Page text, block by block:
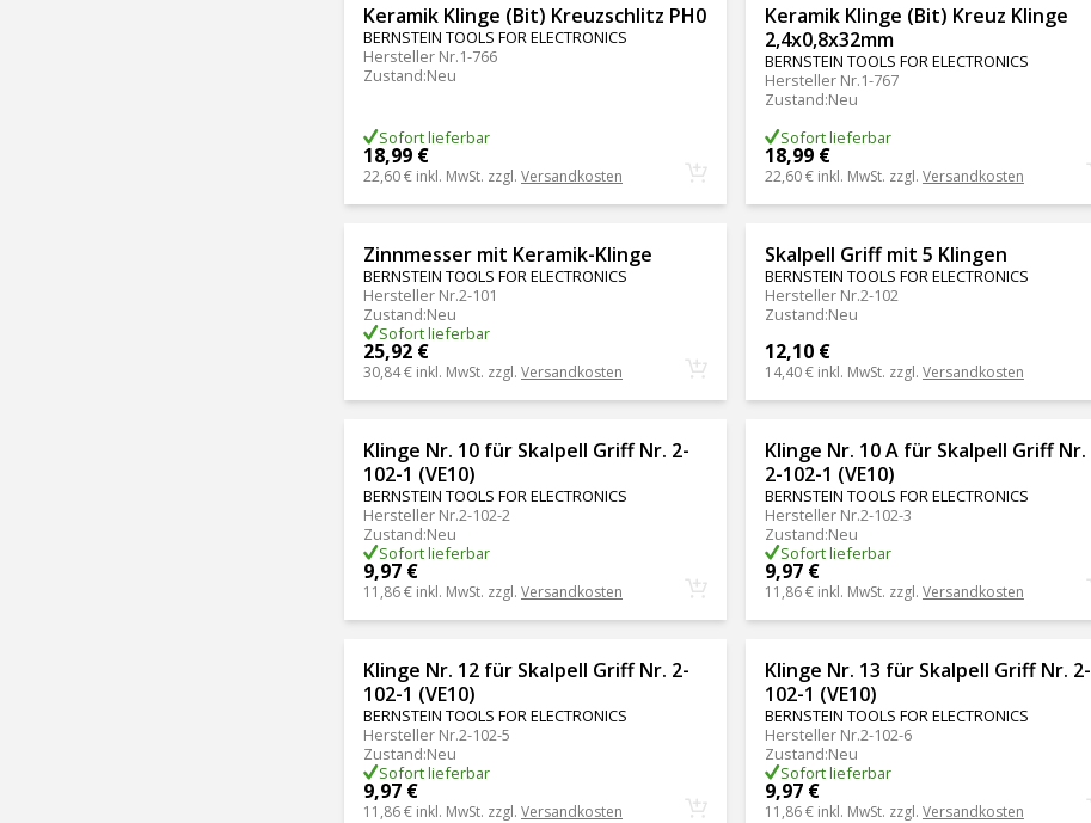
Keramik Klinge (Bit) Kreuzschlitz PH0
BERNSTEIN TOOLS FOR ELECTRONICS
Hersteller Nr.1-766
Zustand:Neu
Sofort lieferbar
18,99 €
22,60 € inkl. MwSt. zzgl. Versandkosten
Keramik Klinge (Bit) Kreuz Klinge
2,4x0,8x32mm
BERNSTEIN TOOLS FOR ELECTRONICS
Hersteller Nr.1-767
Zustand:Neu
Sofort lieferbar
18,99 €
22,60 € inkl. MwSt. zzgl. Versandkosten
Zinnmesser mit Keramik-Klinge
BERNSTEIN TOOLS FOR ELECTRONICS
Hersteller Nr.2-101
Zustand:Neu
Sofort lieferbar
25,92 €
30,84 € inkl. MwSt. zzgl. Versandkosten
Skalpell Griff mit 5 Klingen
BERNSTEIN TOOLS FOR ELECTRONICS
Hersteller Nr.2-102
Zustand:Neu
12,10 €
14,40 € inkl. MwSt. zzgl. Versandkosten
Klinge Nr. 10 für Skalpell Griff Nr. 2-
102-1 (VE10)
BERNSTEIN TOOLS FOR ELECTRONICS
Hersteller Nr.2-102-2
Zustand:Neu
Sofort lieferbar
9,97 €
11,86 € inkl. MwSt. zzgl. Versandkosten
Klinge Nr. 10 A für Skalpell Griff Nr.
2-102-1 (VE10)
BERNSTEIN TOOLS FOR ELECTRONICS
Hersteller Nr.2-102-3
Zustand:Neu
Sofort lieferbar
9,97 €
11,86 € inkl. MwSt. zzgl. Versandkosten
Klinge Nr. 12 für Skalpell Griff Nr. 2-
102-1 (VE10)
BERNSTEIN TOOLS FOR ELECTRONICS
Hersteller Nr.2-102-5
Zustand:Neu
Sofort lieferbar
9,97 €
11,86 € inkl. MwSt. zzgl. Versandkosten
Klinge Nr. 13 für Skalpell Griff Nr. 2-
102-1 (VE10)
BERNSTEIN TOOLS FOR ELECTRONICS
Hersteller Nr.2-102-6
Zustand:Neu
Sofort lieferbar
9,97 €
11,86 € inkl. MwSt. zzgl. Versandkosten